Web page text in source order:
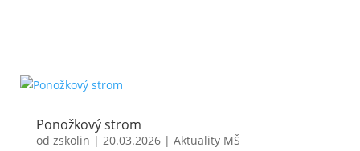
Ponožkový strom
od zskolin | 20.03.2026| Aktuality MŠ